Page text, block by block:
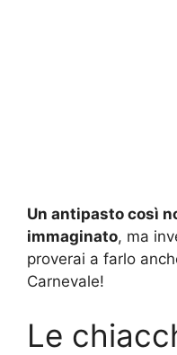
Un antipasto così
immaginato, ma
proverai a farlo
Carnevale!
Le